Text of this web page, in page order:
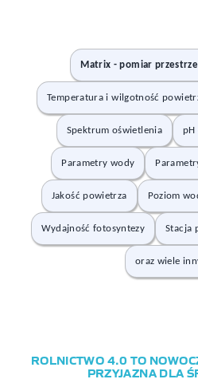
Matrix - pomiar
Temperatura i wilgotność
Spektrum oświetlenia pH
Parametry wody
Jakość powietrza Poziom
Wydajność fotosyntezy Stacja
oraz wiele
ROLNICTWO 4.0 TO
PRZYJAZNA DLA